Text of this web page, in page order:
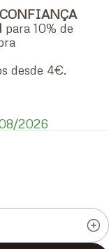
para 10% de
desde 4€.
2026